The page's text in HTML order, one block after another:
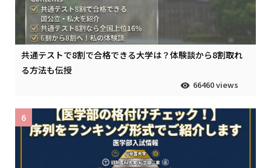
共通テストで8割で合格できる大学は？体験談から8割取れ
る方法も伝授
66460 views
6